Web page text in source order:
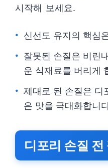
시작해 보세요.
신선도 유지의 핵심
잘못된 손질은 비린
운 식재료를 버리게
제대로 된 손질은 디
은 맛을 극대화합니
디포리 손질